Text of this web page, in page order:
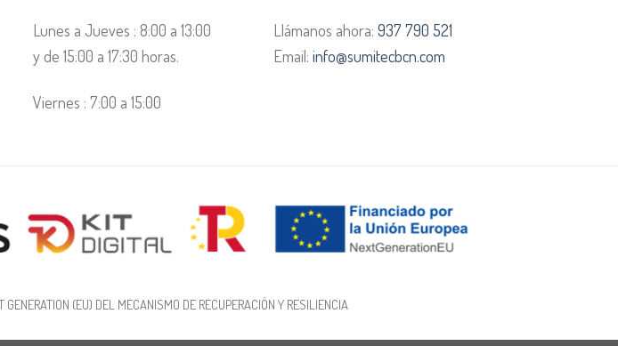
Lunes a Jueves : 8:00 a 13:00
y de 15:00 a 17:30 horas.
Viernes : 7:00 a 15:00
Llámanos ahora: 937 790 521
Email: info@sumitecbcn.com
(EU) DEL MECANISMO DE RECUPERACIÓN Y RESILIENCIA